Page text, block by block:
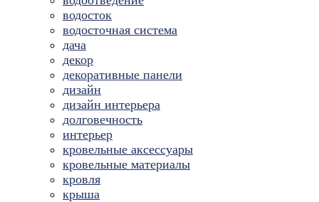
водосток
водосточная система
дача
декор
декоративные панели
дизайн
дизайн интерьера
долговечность
интерьер
кровельные аксессуары
кровельные материалы
кровля
крыша